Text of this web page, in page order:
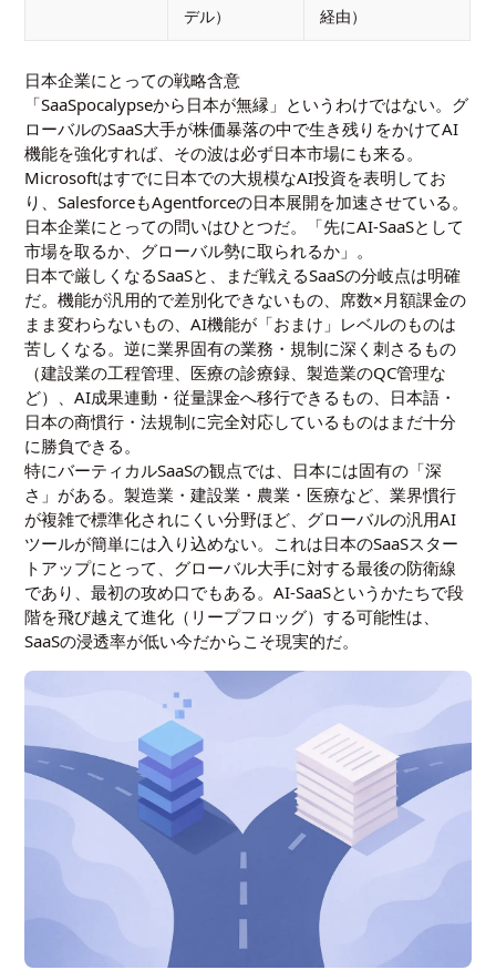
デル）
経由）
日本企業にとっての戦略含意
「SaaSpocalypseから日本が無縁」というわけではない。グ
ローバルのSaaS大手が株価暴落の中で生き残りをかけてAI
機能を強化すれば、その波は必ず日本市場にも来る。
Microsoftはすでに日本での大規模なAI投資を表明してお
り、SalesforceもAgentforceの日本展開を加速させている。
日本企業にとっての問いはひとつだ。「先にAI-SaaSとして
市場を取るか、グローバル勢に取られるか」。
日本で厳しくなるSaaSと、まだ戦えるSaaSの分岐点は明確
だ。機能が汎用的で差別化できないもの、席数×月額課金の
まま変わらないもの、AI機能が「おまけ」レベルのものは
苦しくなる。逆に業界固有の業務・規制に深く刺さるもの
（建設業の工程管理、医療の診療録、製造業のQC管理な
ど）、AI成果連動・従量課金へ移行できるもの、日本語・
日本の商慣行・法規制に完全対応しているものはまだ十分
に勝負できる。
特にバーティカルSaaSの観点では、日本には固有の「深
さ」がある。製造業・建設業・農業・医療など、業界慣行
が複雑で標準化されにくい分野ほど、グローバルの汎用AI
ツールが簡単には入り込めない。これは日本のSaaSスター
トアップにとって、グローバル大手に対する最後の防衛線
であり、最初の攻め口でもある。AI-SaaSというかたちで段
階を飛び越えて進化（リープフロッグ）する可能性は、
SaaSの浸透率が低い今だからこそ現実的だ。